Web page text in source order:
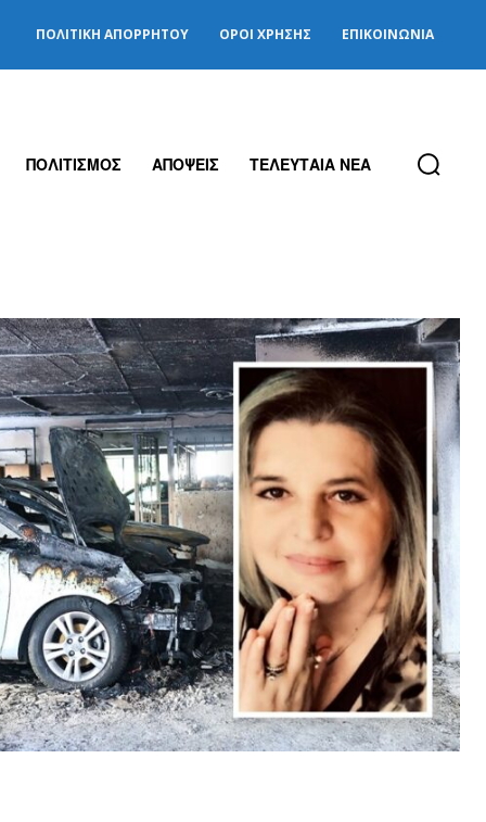
ΠΟΛΙΤΙΚΉ ΑΠΟΡΡΉΤΟΥ ΌΡΟΙ ΧΡΉΣΗΣ ΕΠΙΚΟΙΝΩΝΊΑ
ΠΟΛΙΤΙΣΜΟΣ ΑΠΟΨΕΙΣ ΤΕΛΕΥΤΑΙΑ ΝΕΑ